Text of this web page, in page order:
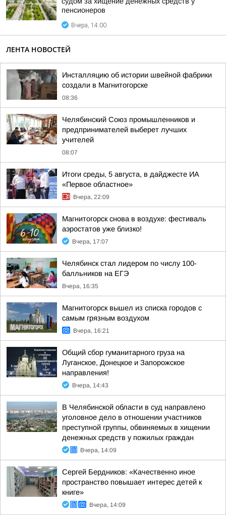
пенсионеров
Вчера, 14:00
ЛЕНТА НОВОСТЕЙ
Инсталляцию об истории швейной фабрики
создали в Магнитогорске
08:36
Челябинский Союз промышленников и
предпринимателей выберет лучших
учителей
08:07
Итоги среды, 5 августа, в дайджесте ИА
«Первое областное»
Вчера, 22:09
Магнитогорск снова в воздухе: фестиваль
аэростатов уже близко!
Вчера, 17:07
Челябинск стал лидером по числу 100-
балльников на ЕГЭ
Вчера, 16:35
Магнитогорск вышел из списка городов с
самым грязным воздухом
Вчера, 16:21
Общий сбор гуманитарного груза на
Луганское, Донецкое и Запорожское
направления!
Вчера, 14:43
В Челябинской области в суд направлено
уголовное дело в отношении участников
преступной группы, обвиняемых в хищении
денежных средств у пожилых граждан
Вчера, 14:09
Сергей Бердников: «Качественно иное
пространство повышает интерес детей к
книге»
Вчера, 14:09